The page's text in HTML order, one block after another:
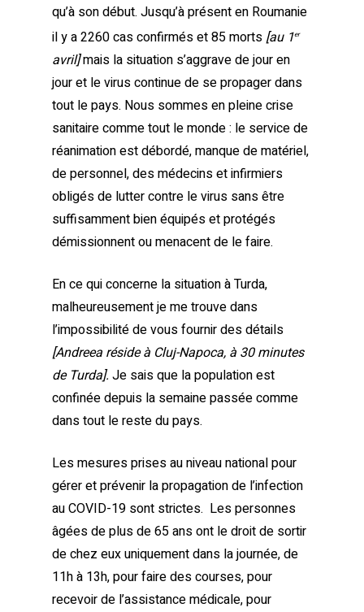
qu’à son début. Jusqu’à présent en Roumanie
il y a 2260 cas confirmés et 85 morts[au 1er
avril]mais la situation s’aggrave de jour en
jour et le virus continue de se propager dans
tout le pays. Nous sommes en pleine crise
sanitaire comme tout le monde : le service de
réanimation est débordé, manque de matériel,
de personnel, des médecins et infirmiers
obligés de lutter contre le virus sans être
suffisamment bien équipés et protégés
démissionnent ou menacent de le faire.
En ce qui concerne la situation à Turda,
malheureusement je me trouve dans
l’impossibilité de vous fournir des détails
[Andreea réside à Cluj-Napoca, à 30 minutes
de Turda]. Je sais que la population est
confinée depuis la semaine passée comme
dans tout le reste du pays.
Les mesures prises au niveau national pour
gérer et prévenir la propagation de l’infection
au COVID-19 sont strictes. Les personnes
âgées de plus de 65 ans ont le droit de sortir
de chez eux uniquement dans la journée, de
11h à 13h, pour faire des courses, pour
recevoir de l’assistance médicale, pour